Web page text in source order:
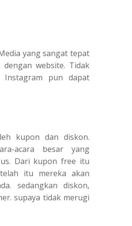
yang sangat tepat
website. Tidak
Instagram pun dapat
kupon dan diskon.
acara besar yang
Dari kupon free itu
itu mereka akan
sedangkan diskon,
supaya tidak merugi